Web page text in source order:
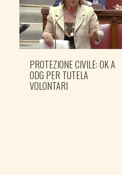
PROTEZIONE CIVILE: OK A
ODG PER TUTELA
VOLONTARI